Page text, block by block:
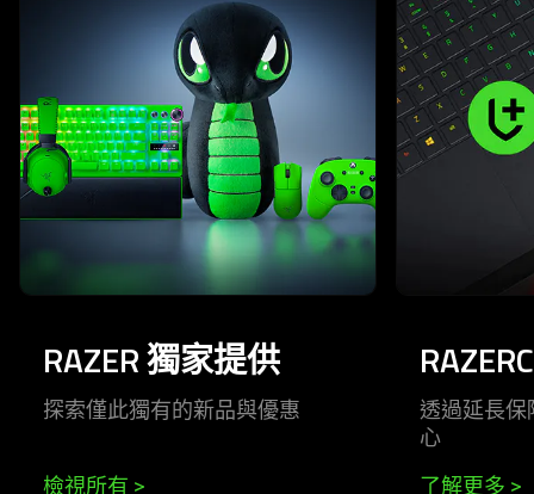
RAZER 獨家提供
探索僅此獨有的新品與優惠
檢視所有 >
透過延長保
心
了解更多 >